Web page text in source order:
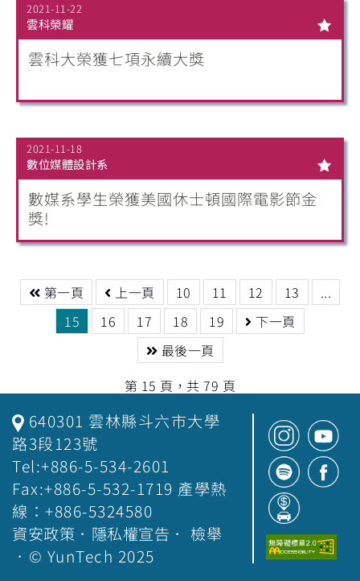
2021-11-22
雲科榮耀
雲科大榮獲七項永續大獎
2021-11-18
數位媒體設計系
數媒系學生榮獲美國休士頓國際電影節金
獎!
第一頁 上一頁 10 11 12 13
...
15
16 17 18 19
下一頁
最後一頁
第 15 頁，共 79 頁
640301 雲林縣斗六市大學
路3段123號
Tel:+886-5-534-2601
Fax:+886-5-532-1719 產學熱
線：+886-5324580
資安政策 ． 隱私權宣告 ． 檢舉
．© YunTech 2025